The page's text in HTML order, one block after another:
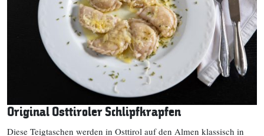
Original Osttiroler Schlipfkrapfen
Diese Teigtaschen werden in Osttirol auf den Almen klassisch in